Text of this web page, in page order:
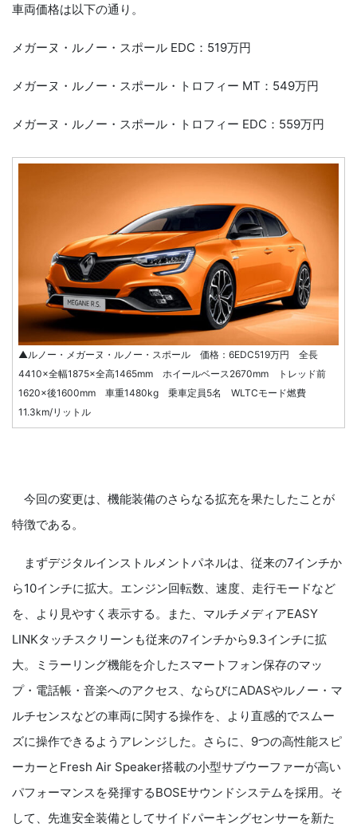
車両価格は以下の通り。
メガーヌ・ルノー・スポール EDC：519万円
メガーヌ・ルノー・スポール・トロフィー MT：549万円
メガーヌ・ルノー・スポール・トロフィー EDC：559万円
▲ルノー・メガーヌ・ルノー・スポール 価格：6EDC519万円 全長
4410×全幅1875×全高1465mm ホイールベース2670mm トレッド前
1620×後1600mm 車重1480kg 乗車定員5名 WLTCモード燃費
11.3km/リットル
今回の変更は、機能装備のさらなる拡充を果たしたことが
特徴である。
まずデジタルインストルメントパネルは、従来の7インチか
ら10インチに拡大。エンジン回転数、速度、走行モードなど
を、より見やすく表示する。また、マルチメディアEASY
LINKタッチスクリーンも従来の7インチから9.3インチに拡
大。ミラーリング機能を介したスマートフォン保存のマッ
プ・電話帳・音楽へのアクセス、ならびにADASやルノー・マ
ルチセンスなどの車両に関する操作を、より直感的でスムー
ズに操作できるようアレンジした。さらに、9つの高性能スピ
ーカーとFresh Air Speaker搭載の小型サブウーファーが高い
パフォーマンスを発揮するBOSEサウンドシステムを採用。そ
して、先進安全装備としてサイドパーキングセンサーを新た